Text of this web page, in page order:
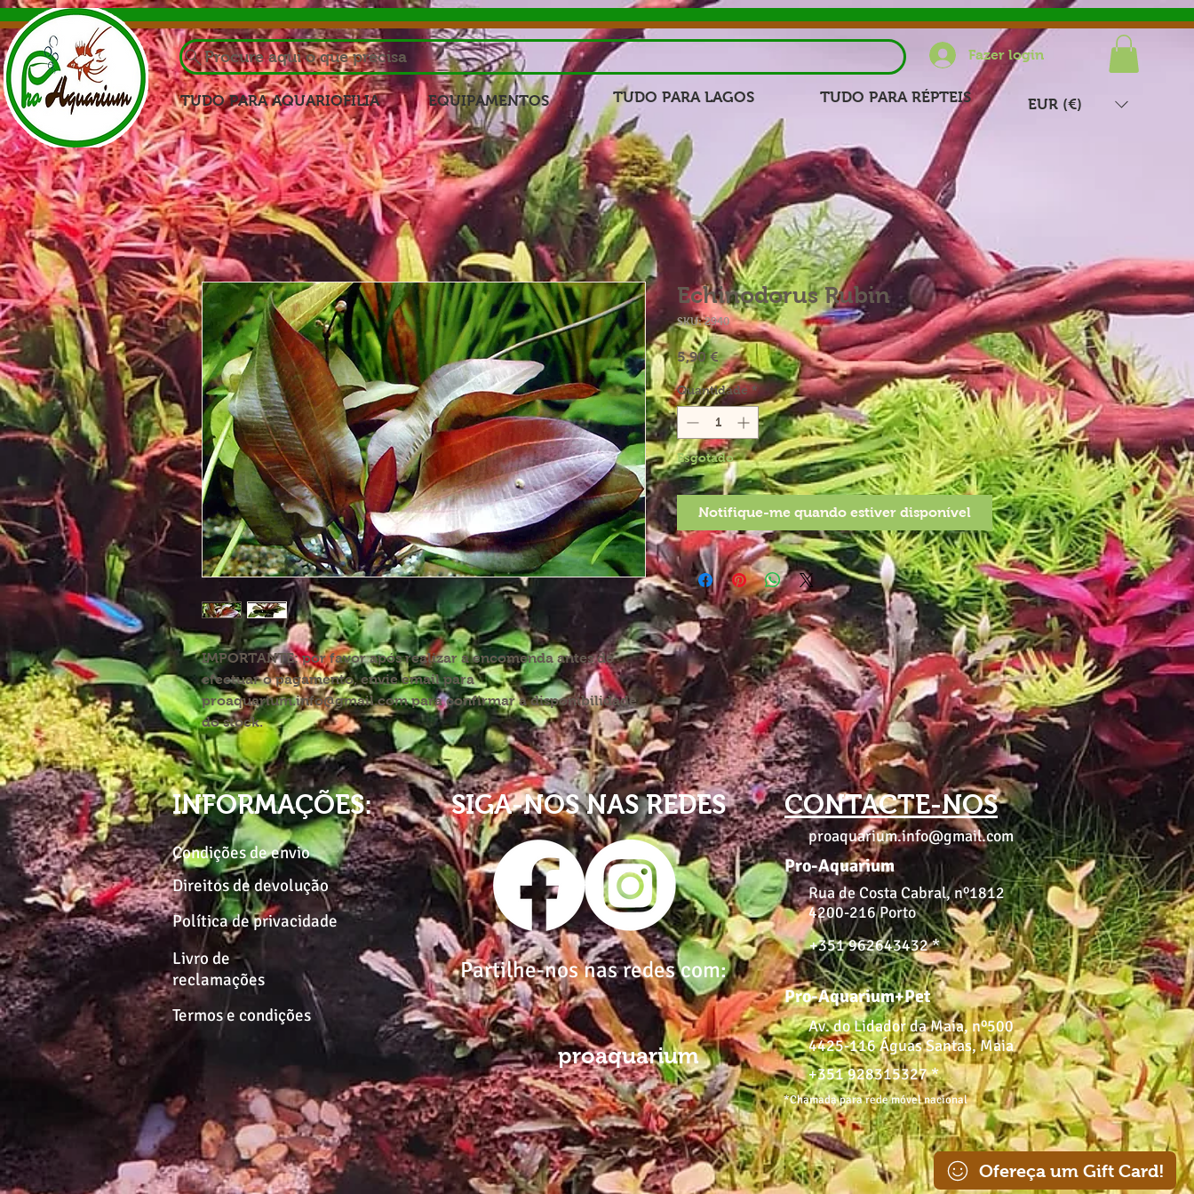
Procure aqui o que precisa Fazer login
TUDO PARA AQUARIOFILIA EQUIPAMENTOS TUDO PARA LAGOS TUDO PARA RÉPTEIS EUR (€)
IMPORTANTE:por favor após realizar a encomenda antes de
efectuar o pagamento, envie email para
proaquarium.info@gmail.com para confirmar a disponibilidade
do stock.
Echinodorus Rubin
SKU: 2940
5,90 €Preço
Quantidade *
Esgotado
Notifique-me quando estiver disponível
Ofereça um Gift Card!
INFORMAÇÕES:
Condições de envio
Direitos de devolução
Política de privacidade
Livro de
reclamações
Termos e condições
SIGA-NOS NAS REDES CONTACTE-NOS
proaquarium.info@gmail.com
Pro-Aquarium
Rua de Costa Cabral, nº1812
4200-216 Porto
+351 962643432 *
Partilhe-nos nas redes com:
proaquarium
Pro-Aquarium+Pet
Av. do Lidador da Maia, nº500
4425-116 Águas Santas, Maia
+351 928315327 *
*Chamada para rede móvel nacional